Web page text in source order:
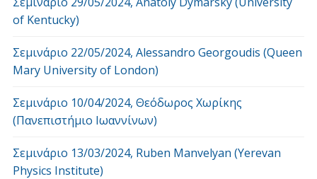
of Kentucky)
Σεμινάριο 22/05/2024, Alessandro Georgoudis (Queen
Mary University of London)
Σεμινάριο 10/04/2024, Θεόδωρος Χωρίκης
(Πανεπιστήμιο Ιωαννίνων)
Σεμινάριο 13/03/2024, Ruben Manvelyan (Yerevan
Physics Institute)